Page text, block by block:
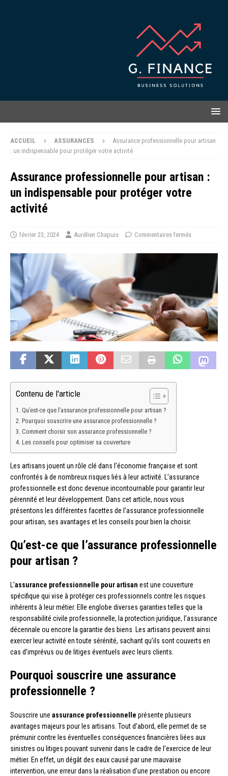
ACCUEIL ASSURANCES
Assurance professionnelle pour artisan
: un indispensable pour protéger votre activité
Assurance professionnelle pour artisan :
un indispensable pour protéger votre
activité
février 23, 2024 Aurélien Chapuis Commentaires fermés
Contenu de l'article
Qu’est-ce que l’assurance professionnelle pour artisan ?
Pourquoi souscrire une assurance professionnelle ?
Comment choisir son assurance professionnelle ?
Les conseils pour optimiser sa couverture
Les artisans jouent un rôle clé dans l’économie française et sont
confrontés à de nombreux risques liés à leur activité. L’assurance
professionnelle est donc devenue incontournable pour garantir leur
pérennité et leur développement. Dans cet article, nous vous
présentons les différentes facettes de l’assurance professionnelle
pour artisan, ses avantages et les conseils pour bien la choisir.
Qu’est-ce que l’assurance professionnelle
pour artisan ?
L’assurance professionnelle pour artisan est une couverture
spécifique qui vise à protéger ces professionnels contre les risques
inhérents à leur métier. Elle englobe diverses garanties telles que la
responsabilité civile professionnelle, la protection juridique, l’assurance
décennale ou encore la garantie des biens. Les artisans peuvent ainsi
exercer leur activité en toute sérénité, sachant qu’ils sont couverts en
cas d’imprévus ou de litiges éventuels avec leurs clients.
Pourquoi souscrire une assurance
professionnelle ?
Souscrire une assurance professionnelle présente plusieurs
avantages majeurs pour les artisans. Tout d’abord, elle permet de se
prémunir contre les éventuelles conséquences financières liées aux
sinistres ou litiges pouvant survenir dans le cadre de l’exercice de leur
métier. En effet, un dégât des eaux causé par une mauvaise
intervention, une erreur dans la réalisation d’une prestation ou encore